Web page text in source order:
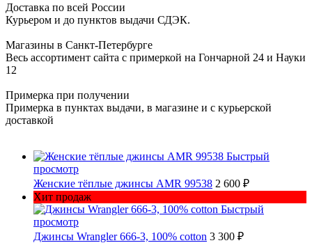
Доставка по всей России
Курьером и до пунктов выдачи СДЭК.
Магазины в Санкт-Петербурге
Весь ассортимент сайта с примеркой на Гончарной 24 и Науки
12
Примерка при получении
Примерка в пунктах выдачи, в магазине и с курьерской
доставкой
Быстрый
просмотр
Женские тёплые джинсы AMR 99538 2 600 ₽
Хит продаж
Быстрый
просмотр
Джинсы Wrangler 666-3, 100% cotton 3 300 ₽